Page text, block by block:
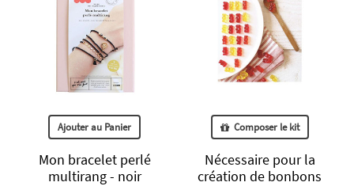
Ajouter au Panier
Mon bracelet perlé
multirang - noir
Composer le kit
Nécessaire pour la
création de bonbons